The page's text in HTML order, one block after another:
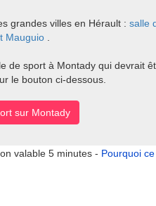
grandes villes en Hérault : salle
Mauguio
de sport à Montady qui devrait
le bouton ci-dessous.
sur Montady
valable 5 minutes - Pourquoi